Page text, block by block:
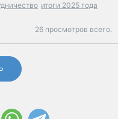
итоги 2025 года
26 просмотров всего.